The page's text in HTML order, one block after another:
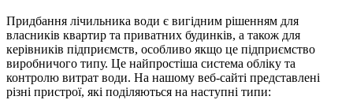
Придбання лічильника води є вигідним рішенням для
власників квартир та приватних будинків, а також для
керівників підприємств, особливо якщо це підприємство
виробничого типу. Це найпростіша система обліку та
контролю витрат води. На нашому веб-сайті представлені
різні пристрої, які поділяються на наступні типи: